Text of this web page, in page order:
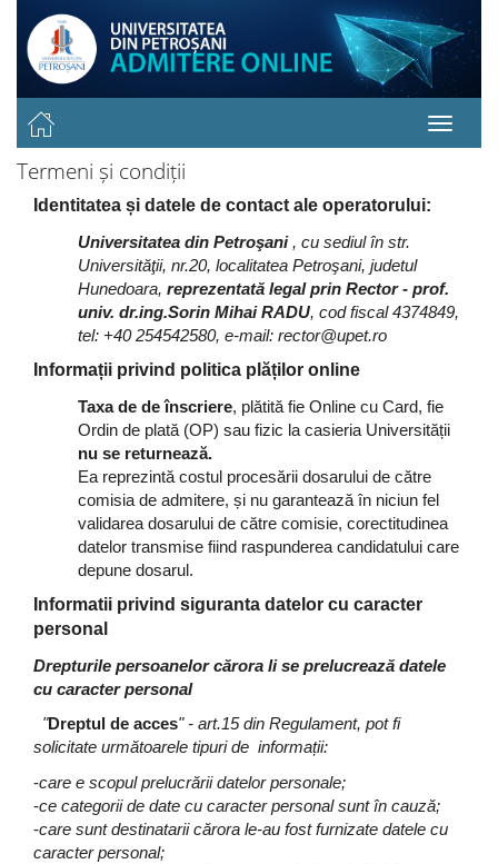
Termeni și condiții
Identitatea și datele de contact ale operatorului:
Universitatea din Petroşani, cu sediul în str.
Universităţii, nr.20, localitatea Petroşani, judetul
Hunedoara, reprezentată legal prin Rector - prof.
univ. dr.ing.Sorin Mihai RADU, cod fiscal 4374849,
tel: +40 254542580, e-mail: rector@upet.ro
Informații privind politica plăților online
Taxa de de înscriere, plătită fie Online cu Card, fie
Ordin de plată (OP) sau fizic la casieria Universității
nu se returnează.
Ea reprezintă costul procesării dosarului de către
comisia de admitere, și nu garantează în niciun fel
validarea dosarului de către comisie, corectitudinea
datelor transmise fiind raspunderea candidatului care
depune dosarul.
Informatii privind siguranta datelor cu caracter
personal
Drepturile persoanelor cărora li se prelucrează datele
cu caracter personal
"Dreptul de acces" - art.15 din Regulament, pot fi
solicitate următoarele tipuri de informații:
-care e scopul prelucrării datelor personale;
-ce categorii de date cu caracter personal sunt în cauză;
-care sunt destinatarii cărora le-au fost furnizate datele cu
caracter personal;